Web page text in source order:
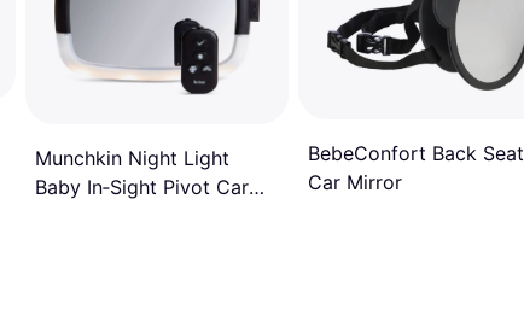
Munchkin Night Light
Baby In‑Sight Pivot Car
BebeConfort Back Seat
Car Mirror